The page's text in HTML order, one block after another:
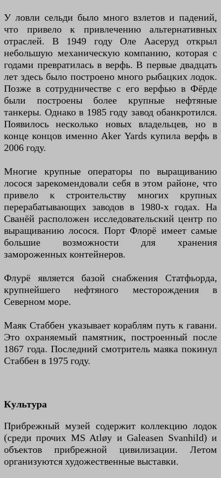
У ловли сельди было много взлетов и падений,
что привело к привлечению альтернативных
отраслей. В 1949 году Оле Аасеруд открыл
небольшую механическую компанию, которая с
годами превратилась в верфь. В первые двадцать
лет здесь было построено много рыбацких лодок.
Позже в сотрудничестве с его верфью в Фёрде
были построены более крупные нефтяные
танкеры. Однако в 1985 году завод обанкротился.
Появилось несколько новых владельцев, но в
конце концов именно Aker Yards купила верфь в
2006 году.
Многие крупные операторы по выращиванию
лосося зарекомендовали себя в этом районе, что
привело к строительству многих крупных
перерабатывающих заводов в 1980-х годах. На
Сванёй расположен исследовательский центр по
выращиванию лосося. Порт Флорё имеет самые
большие возможности для хранения
замороженных контейнеров.
Флурё является базой снабжения Статфьорда,
крупнейшего нефтяного месторождения в
Северном море.
Маяк Стаббен указывает кораблям путь к гавани.
Это охраняемый памятник, построенный после
1867 года. Последний смотритель маяка покинул
Стаббен в 1975 году.
Культура
Прибрежный музей содержит коллекцию лодок
(среди прочих MS Atløy и Galeasen Svanhild) и
объектов прибрежной цивилизации. Летом
организуются художественные выставки.